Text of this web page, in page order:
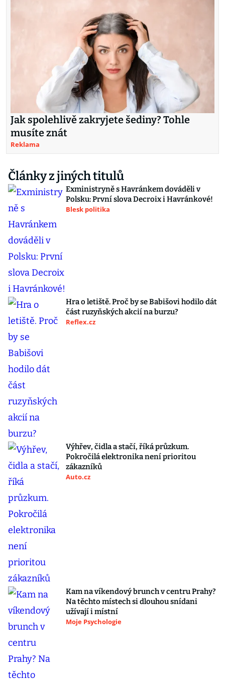
Jak spolehlivě zakryjete šediny? Tohle
musíte znát
Reklama
Články z jiných titulů
Exministryně s Havránkem dováděli v
Polsku: První slova Decroix i Havránkové!
Blesk politika
Hra o letiště. Proč by se Babišovi hodilo dát
část ruzyňských akcií na burzu?
Reflex.cz
Výhřev, čidla a stačí, říká průzkum.
Pokročilá elektronika není prioritou
zákazníků
Auto.cz
Kam na víkendový brunch v centru Prahy?
Na těchto místech si dlouhou snídani
užívají i místní
Moje Psychologie